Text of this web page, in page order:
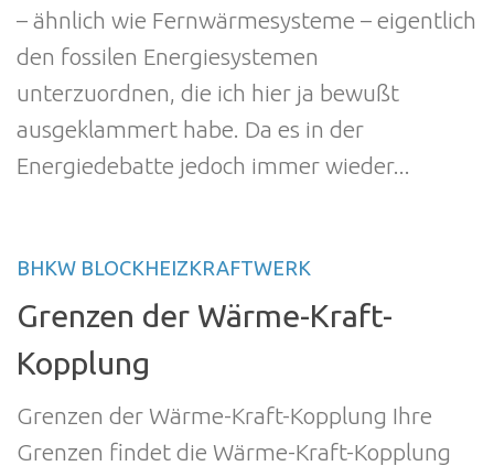
– ähnlich wie Fernwärmesysteme – eigentlich
den fossilen Energiesystemen
unterzuordnen, die ich hier ja bewußt
ausgeklammert habe. Da es in der
Energiedebatte jedoch immer wieder...
BHKW BLOCKHEIZKRAFTWERK
Grenzen der Wärme-Kraft-
Kopplung
Grenzen der Wärme-Kraft-Kopplung Ihre
Grenzen findet die Wärme-Kraft-Kopplung